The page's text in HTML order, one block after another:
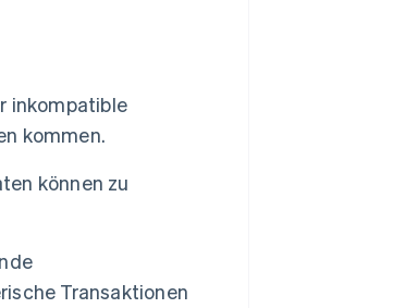
inkompatible
kommen.
können zu
Transaktionen